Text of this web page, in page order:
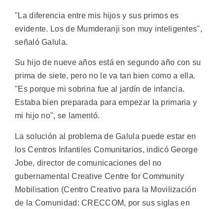
"La diferencia entre mis hijos y sus primos es
evidente. Los de Mumderanji son muy inteligentes",
señaló Galula.
Su hijo de nueve años está en segundo año con su
prima de siete, pero no le va tan bien como a ella.
"Es porque mi sobrina fue al jardín de infancia.
Estaba bien preparada para empezar la primaria y
mi hijo no", se lamentó.
La solución al problema de Galula puede estar en
los Centros Infantiles Comunitarios, indicó George
Jobe, director de comunicaciones del no
gubernamental Creative Centre for Community
Mobilisation (Centro Creativo para la Movilización
de la Comunidad: CRECCOM, por sus siglas en